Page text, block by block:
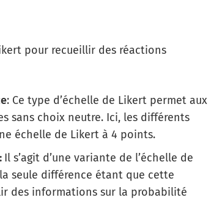
pour recueillir des réactions
: Ce type d’échelle de Likert permet aux
sans choix neutre. Ici, les différents
échelle de Likert à 4 points.
Il s’agit d’une variante de l’échelle de
seule différence étant que cette
des informations sur la probabilité